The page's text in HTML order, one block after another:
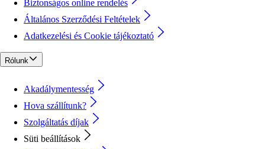
Biztonságos online rendelés
Általános Szerződési Feltételek
Adatkezelési és Cookie tájékoztató
Rólunk
Akadálymentesség
Hova szállítunk?
Szolgáltatás díjak
Süti beállítások